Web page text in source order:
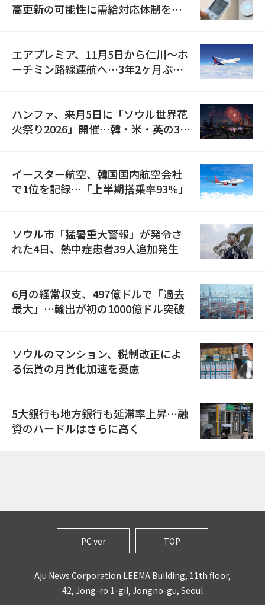
高更新の可能性に需給対応体制を点
エアプレミア、11月5日から仁川〜ホ
ーチミン路線運航へ…3年2ヶ月ぶり
ハンファ、来月5日に「ソウル世界花
火祭り2026」開催…韓・米・英の3カ
イースター航空、韓国国内航空会社
で1位を記録…「上半期搭乗率93%」
ソウル市「猛暑重大警報」が発令さ
れた4日、熱中症患者39人追加発生
6月の経常収支、497億ドルで「過去
最大」…輸出が初の1000億ドル突破
ソウルのマンション、税制改正によ
る伝貰の月貰化加速を憂慮
5大銀行も地方銀行も延滞率上昇…融
資のハードルはさらに高く
PC ver TOP
Aju News Corporation LEEMA Building, 11th floor,
42, Jong-ro 1-gil, Jongno-gu, Seoul